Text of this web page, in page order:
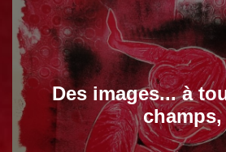
Des images... à
champs,